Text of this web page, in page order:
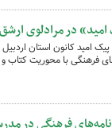
امید» در مرادلوی ارشق
۱۴۰۴ با حضور کاروان پیک امید
با محوریت کتاب و